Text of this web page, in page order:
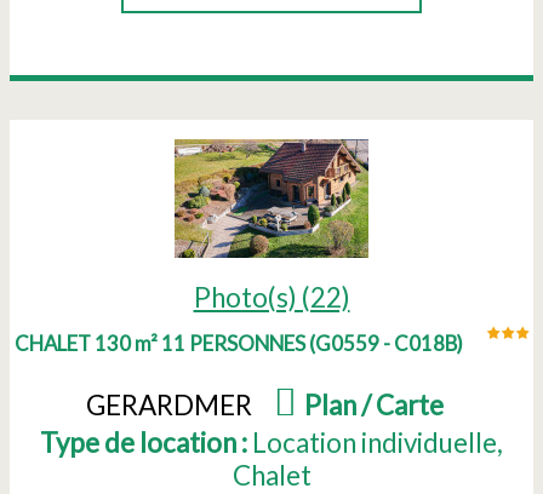
Photo(s) (22)
CHALET 130 m² 11 PERSONNES(G0559 - C018B)
GERARDMER Plan / Carte)
Type de location : Location individuelle
Chalet